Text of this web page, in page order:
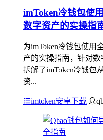
imToken冷钱包使
数字资产的实操指
为imToken冷钱包使用
产的实操指南，针对
拆解了imToken冷钱包
资...
imtoken安卓下载